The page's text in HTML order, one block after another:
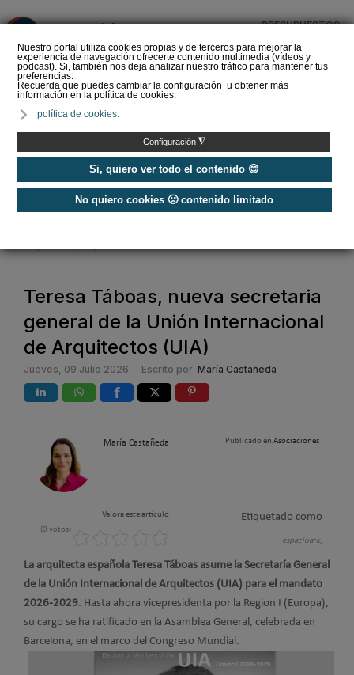
Nuestro portal utiliza cookies propias y de terceros para mejorar la
experiencia de navegación ofrecerte contenido multimedia (vídeos y
podcast). Si, también nos deja analizar nuestro tráfico para mantener tus
preferencias.
Recuerda que puedes cambiar la configuración u obtener más
información en la política de cookies.
política de cookies.
Configuración ◮
Si, quiero ver todo el contenido 😊
No quiero cookies 🙁 contenido limitado
PRESUPUESTOS
del Amperio (Episodio 3)
Noticias / Asociaciones
/
Teresa Táboas, nueva secretaria
general de la Unión Internacional
de Arquitectos (UIA)
Jueves, 09 Julio 2026 Escrito por María Castañeda
María Castañeda Publicado en Asociaciones
Valora este artículo
(0 votos)
Etiquetado como
espacioark,
La arquitecta española Teresa Táboas asume la Secretaría General
de la Unión Internacional de Arquitectos (UIA) para el mandato
2026-2029. Hasta ahora vicepresidenta por la Region I (Europa),
su cargo se ha ratificado en la Asamblea General, celebrada en
Barcelona, en el marco del Congreso Mundial.